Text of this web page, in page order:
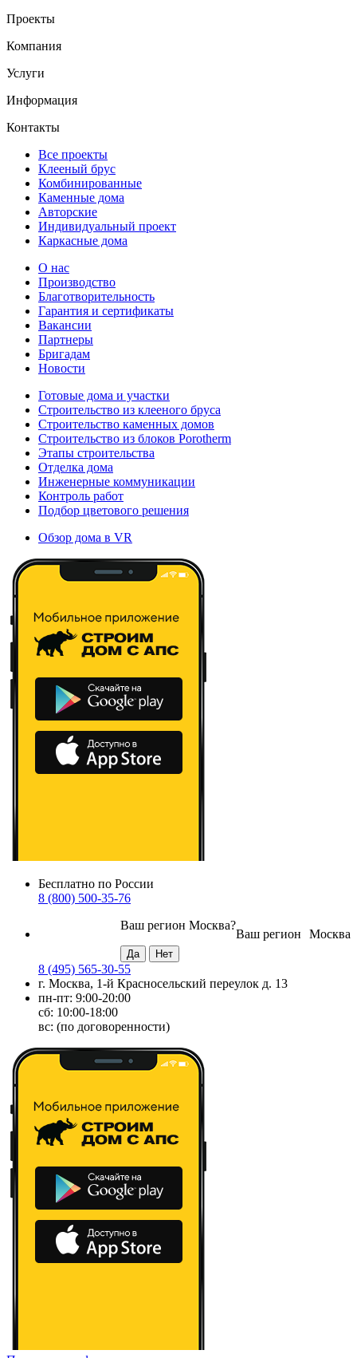
Проекты
Компания
Услуги
Информация
Контакты
Все проекты
Клееный брус
Комбинированные
Каменные дома
Авторские
Индивидуальный проект
Каркасные дома
О нас
Производство
Благотворительность
Гарантия и сертификаты
Вакансии
Партнеры
Бригадам
Новости
Готовые дома и участки
Строительство из клееного бруса
Строительство каменных домов
Строительство из блоков Porotherm
Этапы строительства
Отделка дома
Инженерные коммуникации
Контроль работ
Подбор цветового решения
Обзор дома в VR
Бесплатно по России
8 (800) 500-35-76
Москва
Ваш регион
Ваш регион Москва?
8 (495) 565-30-55
г. Москва, 1-й Красносельский переулок д. 13
пн-пт: 9:00-20:00
сб: 10:00-18:00
вс: (по договоренности)